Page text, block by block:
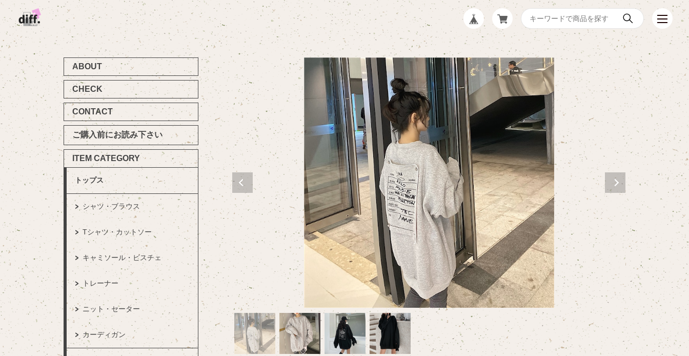
ABOUT
CHECK
CONTACT
ご購入前にお読み下さい
ITEM CATEGORY
トップス
シャツ・ブラウス
Tシャツ・カットソー
キャミソール・ビスチェ
トレーナー
ニット・セーター
カーディガン